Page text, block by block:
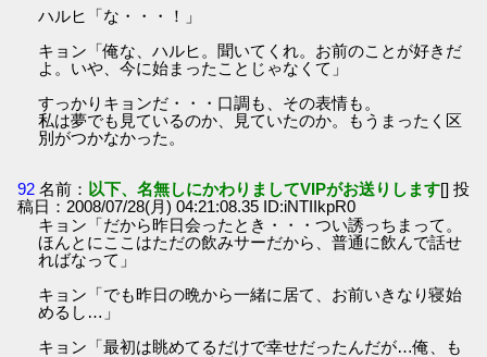
ハルヒ「な・・・！」
キョン「俺な、ハルヒ。聞いてくれ。お前のことが好きだ
よ。いや、今に始まったことじゃなくて」
すっかりキョンだ・・・口調も、その表情も。
私は夢でも見ているのか、見ていたのか。もうまったく区
別がつかなかった。
92 名前： 以下、名無しにかわりましてVIPがお送りします[] 投
稿日：2008/07/28(月) 04:21:08.35 ID:iNTIIkpR0
キョン「だから昨日会ったとき・・・つい誘っちまって。
ほんとにここはただの飲みサーだから、普通に飲んで話せ
ればなって」
キョン「でも昨日の晩から一緒に居て、お前いきなり寝始
めるし…」
キョン「最初は眺めてるだけで幸せだったんだが…俺、も